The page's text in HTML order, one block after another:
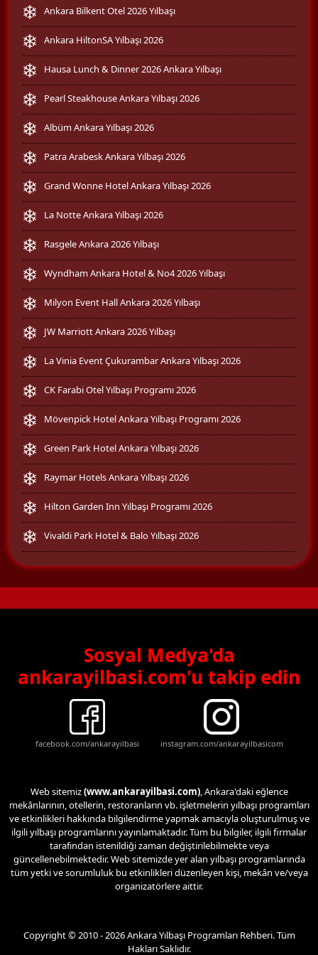
Ankara Bilkent Otel 2026 Yılbaşı
Ankara HiltonSA Yılbaşı 2026
Hausa Lunch & Dinner 2026 Ankara Yılbaşı
Pearl Steakhouse Ankara Yılbaşı 2026
Albüm Ankara Yılbaşı 2026
Patra Arabesk Ankara Yılbaşı 2026
Grand Wonne Hotel Ankara Yılbaşı 2026
La Notte Ankara Yılbaşı 2026
Rasgele Ankara 2026 Yılbaşı
Wyndham Ankara Hotel & No4 2026 Yılbaşı
Milyon Event Hall Ankara 2026 Yılbaşı
JW Marriott Ankara 2026 Yılbaşı
La Vinia Event Çukurambar Ankara Yılbaşı 2026
CK Farabi Otel Yılbaşı Programı 2026
Mövenpick Hotel Ankara Yılbaşı Programı 2026
Green Park Hotel Ankara Yılbaşı 2026
Raymar Hotels Ankara Yılbaşı 2026
Hilton Garden Inn Yılbaşı Programı 2026
Vivaldi Park Hotel & Balo Yılbaşı 2026
Sosyal Medya'da
ankarayilbasi.com'u takip edin
facebook.com/ankarayilbasi instagram.com/ankarayilbasicom
Web sitemiz(www.ankarayilbasi.com), Ankara'daki eğlence
mekânlarının, otellerin, restoranların vb. işletmelerin yılbaşı programları
ve etkinlikleri hakkında bilgilendirme yapmak amacıyla oluşturulmuş ve
ilgili yılbaşı programlarını yayınlamaktadır. Tüm bu bilgiler, ilgili firmalar
tarafından istenildiği zaman değiştirilebilmekte veya
güncellenebilmektedir. Web sitemizde yer alan yılbaşı programlarında
tüm yetki ve sorumluluk bu etkinlikleri düzenleyen kişi, mekân ve/veya
organizatörlere aittir.
Copyright © 2010 - 2026 Ankara Yılbaşı Programları Rehberi. Tüm
Hakları Saklıdır.